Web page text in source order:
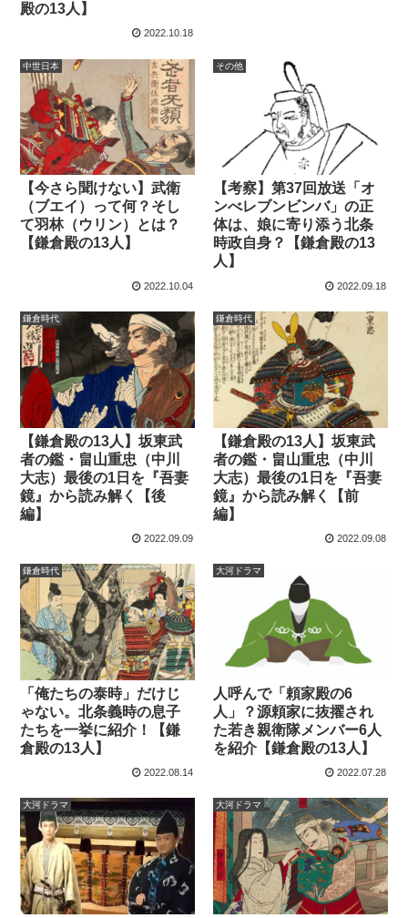
殿の13人】
2022.10.18
中世日本
【今さら聞けない】武衛
（ブエイ）って何？そし
て羽林（ウリン）とは？
【鎌倉殿の13人】
2022.10.04
その他
【考察】第37回放送「オ
ンべレブンビンバ」の正
体は、娘に寄り添う北条
時政自身？【鎌倉殿の13
人】
2022.09.18
鎌倉時代
【鎌倉殿の13人】坂東武
者の鑑・畠山重忠（中川
大志）最後の1日を『吾妻
鏡』から読み解く【後
編】
2022.09.09
鎌倉時代
【鎌倉殿の13人】坂東武
者の鑑・畠山重忠（中川
大志）最後の1日を『吾妻
鏡』から読み解く【前
編】
2022.09.08
鎌倉時代
「俺たちの泰時」だけじ
ゃない。北条義時の息子
たちを一挙に紹介！【鎌
倉殿の13人】
2022.08.14
大河ドラマ
人呼んで「頼家殿の6
人」？源頼家に抜擢され
た若き親衛隊メンバー6人
を紹介【鎌倉殿の13人】
2022.07.28
大河ドラマ 大河ドラマ